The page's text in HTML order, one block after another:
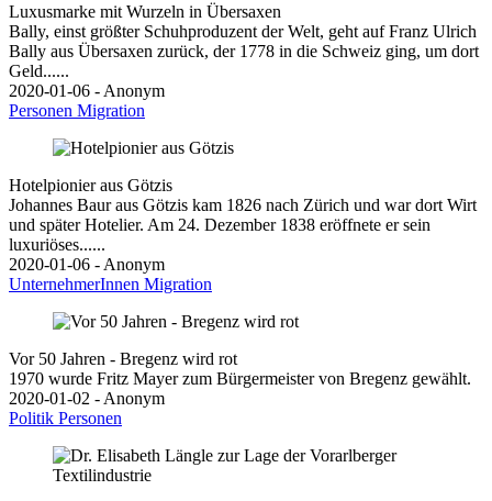
Luxusmarke mit Wurzeln in Übersaxen
Bally, einst größter Schuhproduzent der Welt, geht auf Franz Ulrich
Bally aus Übersaxen zurück, der 1778 in die Schweiz ging, um dort
Geld......
2020-01-06 - Anonym
Personen Migration
Hotelpionier aus Götzis
Johannes Baur aus Götzis kam 1826 nach Zürich und war dort Wirt
und später Hotelier. Am 24. Dezember 1838 eröffnete er sein
luxuriöses......
2020-01-06 - Anonym
UnternehmerInnen Migration
Vor 50 Jahren - Bregenz wird rot
1970 wurde Fritz Mayer zum Bürgermeister von Bregenz gewählt.
2020-01-02 - Anonym
Politik Personen